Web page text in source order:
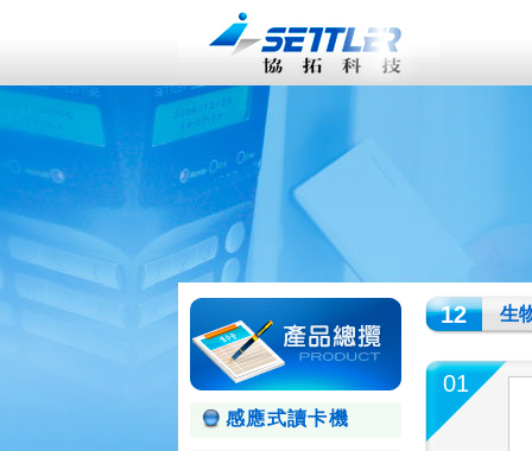
感應式讀卡機
12 生
01